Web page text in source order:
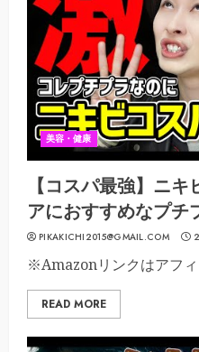
美容・健康
【コスパ最強】ニ
アにおすすめなプチ
PIKAKICHI2015@GMAIL.COM
※Amazonリンクはアフィ
READ MORE